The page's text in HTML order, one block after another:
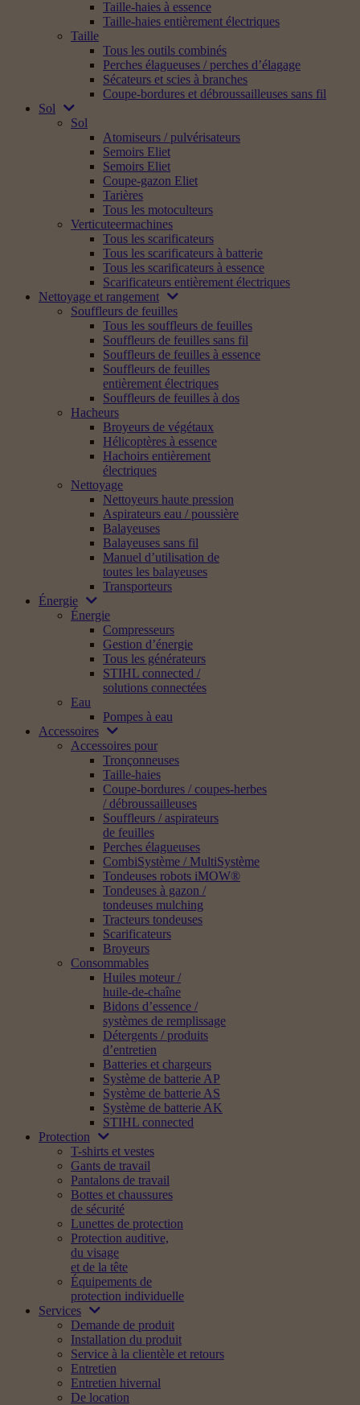
Taille-haies à essence
Taille-haies entièrement électriques
Taille
Tous les outils combinés
Perches élagueuses / perches d’élagage
Sécateurs et scies à branches
Coupe-bordures et débroussailleuses sans fil
Sol
Sol
Atomiseurs / pulvérisateurs
Semoirs Eliet
Semoirs Eliet
Coupe-gazon Eliet
Tarières
Tous les motoculteurs
Verticuteermachines
Tous les scarificateurs
Tous les scarificateurs à batterie
Tous les scarificateurs à essence
Scarificateurs entièrement électriques
Nettoyage et rangement
Souffleurs de feuilles
Tous les souffleurs de feuilles
Souffleurs de feuilles sans fil
Souffleurs de feuilles à essence
Souffleurs de feuilles
entièrement électriques
Souffleurs de feuilles à dos
Hacheurs
Broyeurs de végétaux
Hélicoptères à essence
Hachoirs entièrement
électriques
Nettoyage
Nettoyeurs haute pression
Aspirateurs eau / poussière
Balayeuses
Balayeuses sans fil
Manuel d’utilisation de
toutes les balayeuses
Transporteurs
Énergie
Énergie
Compresseurs
Gestion d’énergie
Tous les générateurs
STIHL connected /
solutions connectées
Eau
Pompes à eau
Accessoires
Accessoires pour
Tronçonneuses
Taille-haies
Coupe-bordures / coupes-herbes
/ débroussailleuses
Souffleurs / aspirateurs
de feuilles
Perches élagueuses
CombiSystème / MultiSystème
Tondeuses robots iMOW®
Tondeuses à gazon /
tondeuses mulching
Tracteurs tondeuses
Scarificateurs
Broyeurs
Consommables
Huiles moteur /
huile-de-chaîne
Bidons d’essence /
systèmes de remplissage
Détergents / produits
d’entretien
Batteries et chargeurs
Système de batterie AP
Système de batterie AS
Système de batterie AK
STIHL connected
Protection
T-shirts et vestes
Gants de travail
Pantalons de travail
Bottes et chaussures
de sécurité
Lunettes de protection
Protection auditive,
du visage
et de la tête
Équipements de
protection individuelle
Services
Demande de produit
Installation du produit
Service à la clientèle et retours
Entretien
Entretien hivernal
De location